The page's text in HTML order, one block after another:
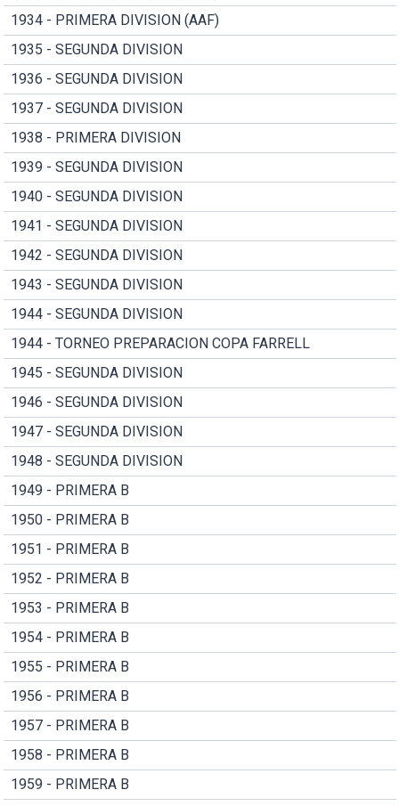
1934 - PRIMERA DIVISION (AAF)
1935 - SEGUNDA DIVISION
1936 - SEGUNDA DIVISION
1937 - SEGUNDA DIVISION
1938 - PRIMERA DIVISION
1939 - SEGUNDA DIVISION
1940 - SEGUNDA DIVISION
1941 - SEGUNDA DIVISION
1942 - SEGUNDA DIVISION
1943 - SEGUNDA DIVISION
1944 - SEGUNDA DIVISION
1944 - TORNEO PREPARACION COPA FARRELL
1945 - SEGUNDA DIVISION
1946 - SEGUNDA DIVISION
1947 - SEGUNDA DIVISION
1948 - SEGUNDA DIVISION
1949 - PRIMERA B
1950 - PRIMERA B
1951 - PRIMERA B
1952 - PRIMERA B
1953 - PRIMERA B
1954 - PRIMERA B
1955 - PRIMERA B
1956 - PRIMERA B
1957 - PRIMERA B
1958 - PRIMERA B
1959 - PRIMERA B